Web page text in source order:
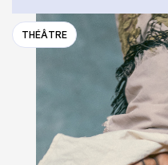
THÉÂTRE